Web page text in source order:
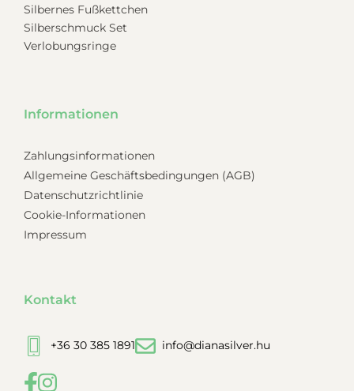
Silbernes Fußkettchen
Silberschmuck Set
Verlobungsringe
Informationen
Zahlungsinformationen
Allgemeine Geschäftsbedingungen (AGB)
Datenschutzrichtlinie
Cookie-Informationen
Impressum
Kontakt
+36 30 385 1891 info@dianasilver.hu